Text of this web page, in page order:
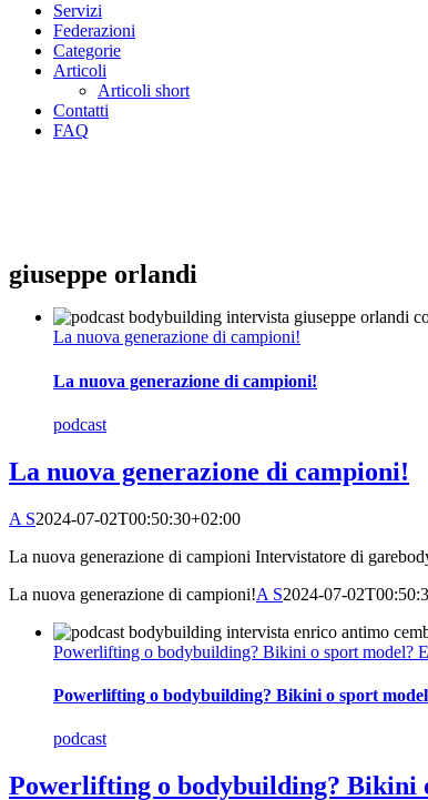
Servizi
Federazioni
Categorie
Articoli
Articoli short
Contatti
FAQ
giuseppe orlandi
La nuova generazione di campioni!
La nuova generazione di campioni!
podcast
La nuova generazione di campioni!
A S2024-07-02T00:50:30+02:00
La nuova generazione di campioni Intervistatore di
La nuova generazione di campioni!A S2024-07-
Powerlifting o bodybuilding? Bikini o sport model?
Powerlifting o bodybuilding? Bikini o sport
podcast
Powerlifting o bodybuilding? Bikini